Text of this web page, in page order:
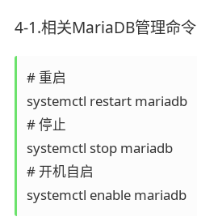
4-1.相关MariaDB管理命令
# 重启
systemctl restart mariadb
# 停止
systemctl stop mariadb
# 开机自启
systemctl enable mariadb